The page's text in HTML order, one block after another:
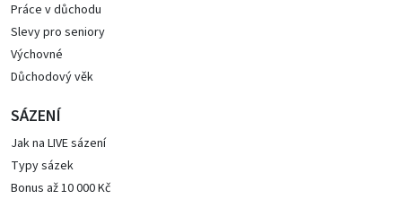
Práce v důchodu
Slevy pro seniory
Výchovné
Důchodový věk
SÁZENÍ
Jak na LIVE sázení
Typy sázek
Bonus až 10 000 Kč